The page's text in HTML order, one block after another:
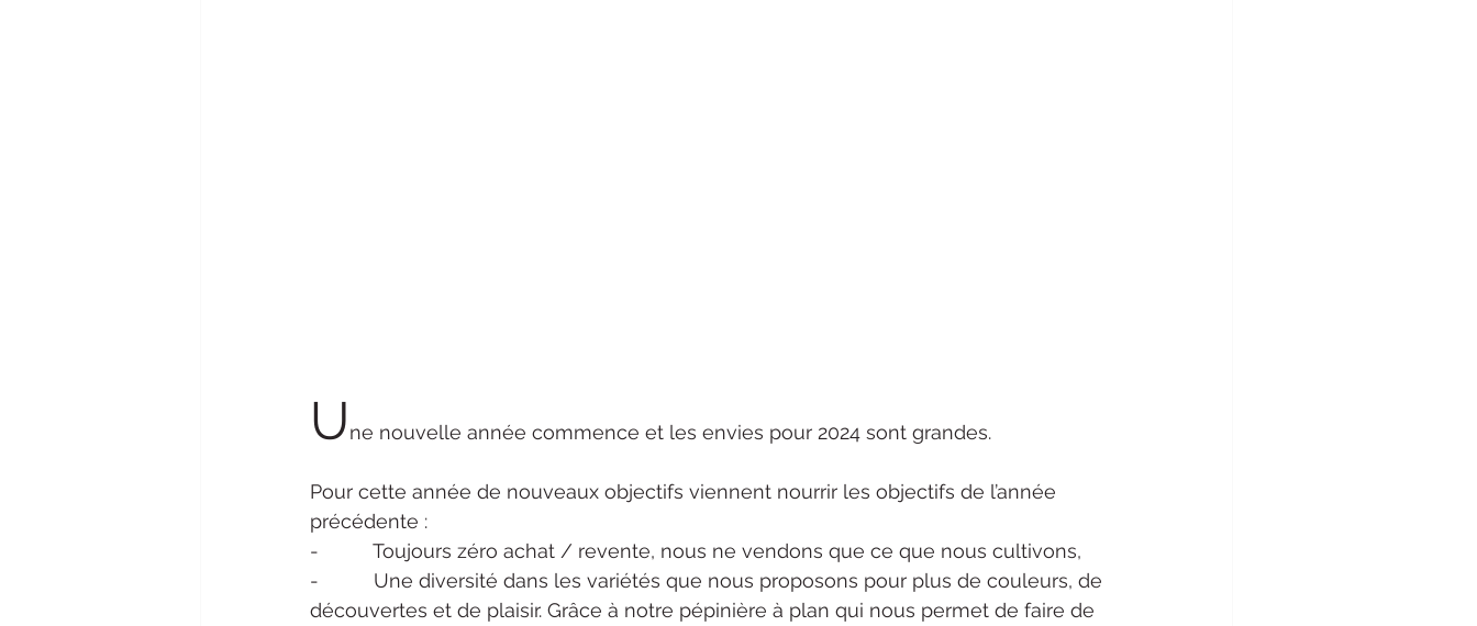
Une nouvelle année commence et les envies pour 2024 sont grandes.
Pour cette année de nouveaux objectifs viennent nourrir les objectifs de l’année
précédente :
-          Toujours zéro achat / revente, nous ne vendons que ce que nous cultivons,
-          Une diversité dans les variétés que nous proposons pour plus de couleurs, de
découvertes et de plaisir. Grâce à notre pépinière à plan qui nous permet de faire de